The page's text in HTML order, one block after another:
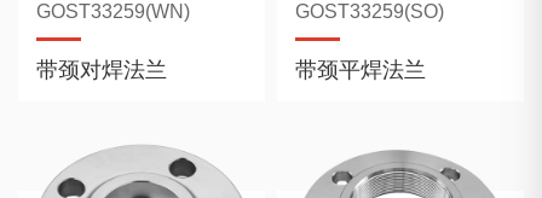
GOST33259(WN)
带颈对焊法兰
GOST33259(SO)
带颈平焊法兰